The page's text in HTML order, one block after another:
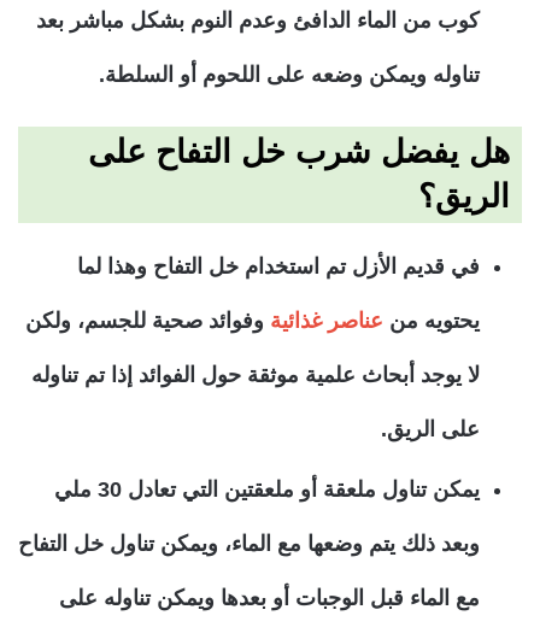
كوب من الماء الدافئ وعدم النوم بشكل مباشر بعد
تناوله ويمكن وضعه على اللحوم أو السلطة.
هل يفضل شرب خل التفاح على
الريق؟
في قديم الأزل تم استخدام خل التفاح وهذا لما
يحتويه من عناصر غذائية وفوائد صحية للجسم، ولكن
لا يوجد أبحاث علمية موثقة حول الفوائد إذا تم تناوله
على الريق.
يمكن تناول ملعقة أو ملعقتين التي تعادل 30 ملي
وبعد ذلك يتم وضعها مع الماء، ويمكن تناول خل التفاح
مع الماء قبل الوجبات أو بعدها ويمكن تناوله على